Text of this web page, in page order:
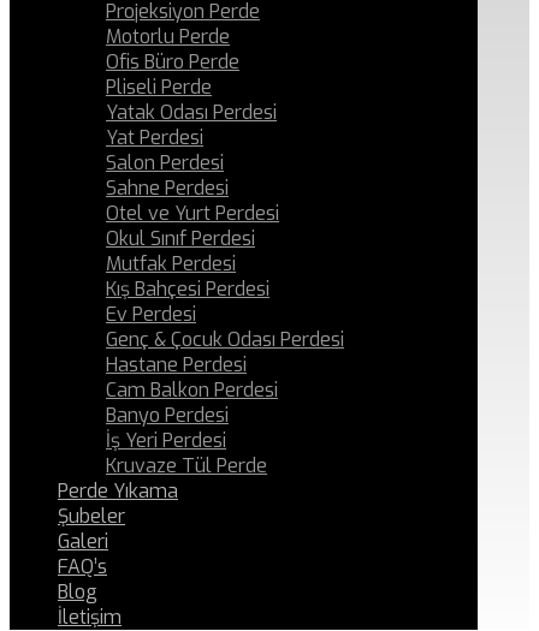
Projeksiyon Perde
Motorlu Perde
Ofis Büro Perde
Pliseli Perde
Yatak Odası Perdesi
Yat Perdesi
Salon Perdesi
Sahne Perdesi
Otel ve Yurt Perdesi
Okul Sınıf Perdesi
Mutfak Perdesi
Kış Bahçesi Perdesi
Ev Perdesi
Genç & Çocuk Odası Perdesi
Hastane Perdesi
Cam Balkon Perdesi
Banyo Perdesi
İş Yeri Perdesi
Kruvaze Tül Perde
Perde Yıkama
Şubeler
Galeri
FAQ’s
Blog
İletişim